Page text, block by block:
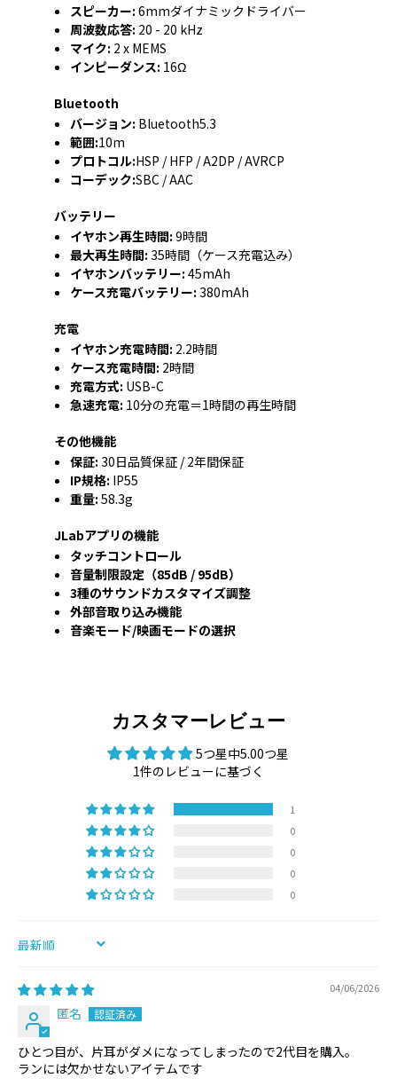
スピーカー: 6mmダイナミックドライバー
周波数応答: 20 - 20 kHz
マイク: 2 x MEMS
インピーダンス: 16Ω
Bluetooth
バージョン: Bluetooth5.3
範囲:10m
プロトコル:HSP / HFP / A2DP / AVRCP
コーデック:SBC / AAC
バッテリー
イヤホン再生時間: 9時間
最大再生時間: 35時間（ケース充電込み）
イヤホンバッテリー: 45mAh
ケース充電バッテリー: 380mAh
充電
イヤホン充電時間: 2.2時間
ケース充電時間: 2時間
充電方式: USB-C
急速充電: 10分の充電＝1時間の再生時間
その他機能
保証: 30日品質保証 / 2年間保証
IP規格: IP55
重量: 58.3g
JLabアプリの機能
タッチコントロール
音量制限設定（85dB / 95dB）
3種のサウンドカスタマイズ調整
外部音取り込み機能
音楽モード/映画モードの選択
カスタマーレビュー
5つ星中5.00つ星
1件のレビューに基づく
1
0
0
0
0
SORT BY
04/06/2026
匿名
ひとつ目が、片耳がダメになってしまったので2代目を購入。
ランには欠かせないアイテムです